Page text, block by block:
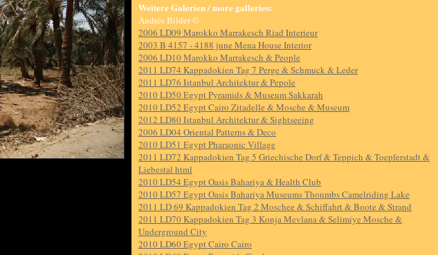
Weitere Galerien / more galleries:
Andrés Bilder ©
2006 LD09 Marokko Marrakesch Riad Interieur
2003 B 4157 - 4188 june Mena House Interior
2006 LD10 Marokko Marrakesch & People
2011 LD74 Kappadokien Tag 7 Perge & Schmuck & Leder
2011 LD76 Istanbul Architektur & Pepole
2010 LD50 Egypt Pyramids & Museum Sakkarah
2010 LD52 Egypt Cairo Zitadelle & Mosche & Museum
2012 LD80 Istanbul Architektur & Sightseeing
2006 LD04 Oriental Patterns & Deco
2010 LD51 Egypt Pharaonic Village
2011 LD72 Kappadokien Tag 5 Griechische Dorf & Teppich & Toepferstadt &
Liebestal html
2010 LD54 Egypt Oasis Bahariya & Health Club
2010 LD57 Egypt Oasis Bahariya Museums Thoumbs Camelriding Lake
2011 LD 69 Kappadokien Tag 2 Moschee & Schiffahrt & Boote & Strand
2011 LD70 Kappadokien Tag 3 Konja Mevlana & Selimiye Mosche &
Underground City
2010 LD60 Egypt Cairo Cairo